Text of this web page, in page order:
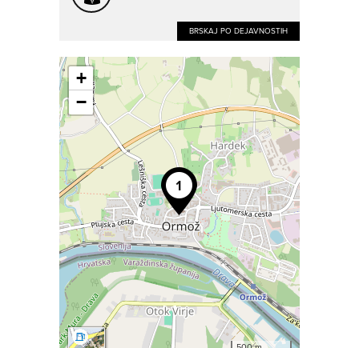
BRSKAJ PO DEJAVNOSTIH
+
−